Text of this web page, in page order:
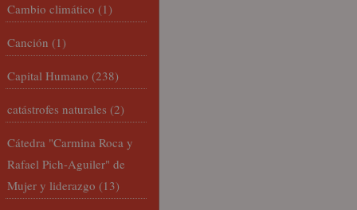
Cambio climático (1)
Canción (1)
Capital Humano (238)
catástrofes naturales (2)
Cátedra "Carmina Roca y
Rafael Pich-Aguiler" de
Mujer y liderazgo (13)